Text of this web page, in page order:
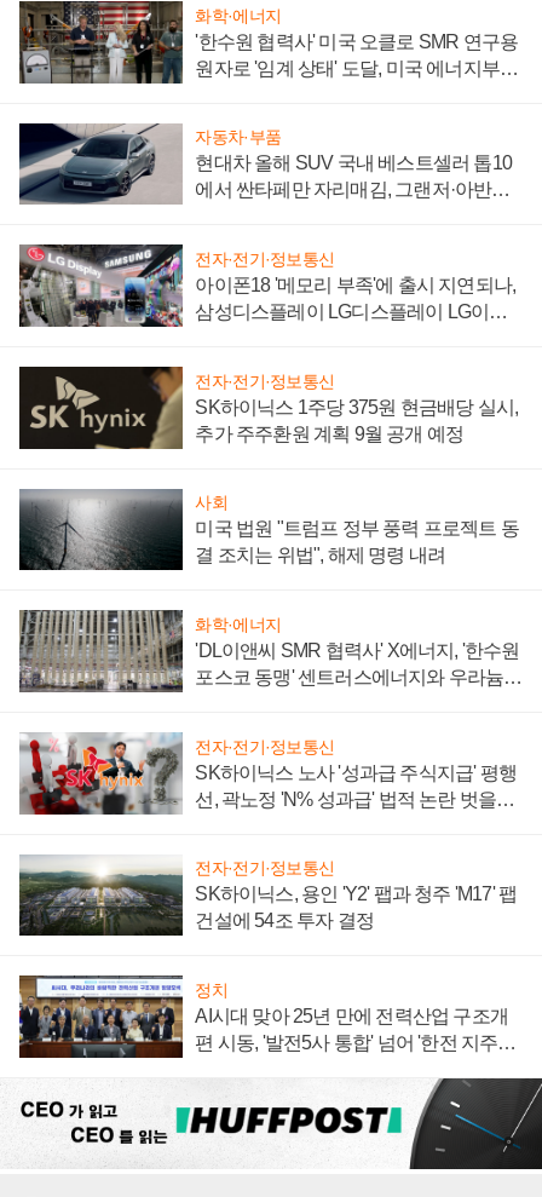
화학·에너지
'한수원 협력사' 미국 오클로 SMR 연구용
원자로 '임계 상태' 도달, 미국 에너지부
자동차·부품
현대차 올해 SUV 국내 베스트셀러 톱10
에서 싼타페만 자리매김, 그랜저·아반떼
전자·전기·정보통신
아이폰18 '메모리 부족'에 출시 지연되나,
삼성디스플레이 LG디스플레이 LG이노
전자·전기·정보통신
SK하이닉스 1주당 375원 현금배당 실시,
추가 주주환원 계획 9월 공개 예정
사회
미국 법원 "트럼프 정부 풍력 프로젝트 동
결 조치는 위법", 해제 명령 내려
화학·에너지
'DL이앤씨 SMR 협력사' X에너지, '한수원
포스코 동맹' 센트러스에너지와 우라늄
전자·전기·정보통신
SK하이닉스 노사 '성과급 주식지급' 평행
선, 곽노정 'N% 성과급' 법적 논란 벗을지
전자·전기·정보통신
SK하이닉스, 용인 'Y2' 팹과 청주 'M17' 팹
건설에 54조 투자 결정
정치
AI시대 맞아 25년 만에 전력산업 구조개
편 시동, '발전5사 통합' 넘어 '한전 지주사'